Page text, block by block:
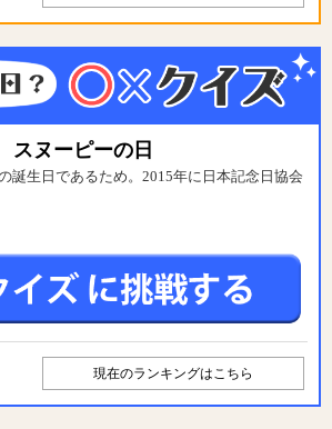
スヌーピーの日
誕生日であるため。2015年に日本記念日協会
現在のランキングはこちら